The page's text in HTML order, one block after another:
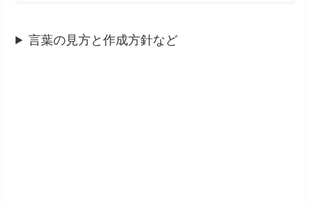
言葉の見方と作成方針など